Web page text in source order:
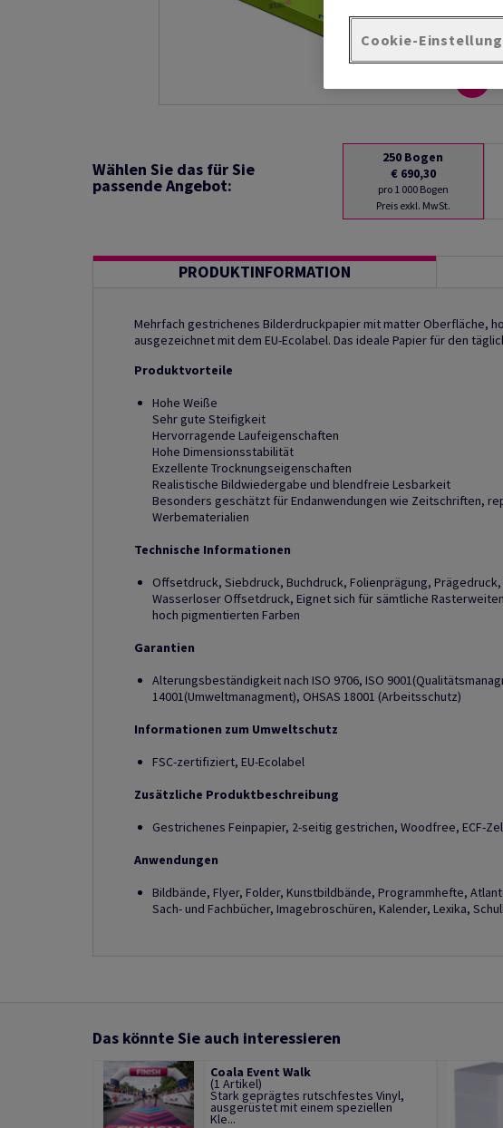
Wählen Sie das für Sie
passende Angebot:
250 Bogen
€ 690,30
pro 1 000 Bogen
Preis exkl. MwSt.
PRODUKTINFORMATION
Mehrfach gestrichenes Bilderdruckpapier mit matter Oberfläche,
ausgezeichnet mit dem EU-Ecolabel. Das ideale Papier für den
Produktvorteile
Hohe Weiße
Sehr gute Steifigkeit
Hervorragende Laufeigenschaften
Hohe Dimensionsstabilität
Exzellente Trocknungseigenschaften
Realistische Bildwiedergabe und blendfreie Lesbarkeit
Besonders geschätzt für Endanwendungen wie Zeitschriften,
Werbematerialien
Technische Informationen
Offsetdruck, Siebdruck, Buchdruck, Folienprägung,
Wasserloser Offsetdruck, Eignet sich für sämtliche
hoch pigmentierten Farben
Garantien
Alterungsbeständigkeit nach ISO 9706, ISO
14001(Umweltmanagment), OHSAS 18001 (Arbeitsschutz)
Informationen zum Umweltschutz
FSC-zertifiziert, EU-Ecolabel
Zusätzliche Produktbeschreibung
Gestrichenes Feinpapier, 2-seitig gestrichen, Woodfree, ECF-
Anwendungen
Bildbände, Flyer, Folder, Kunstbildbände, Programmhefte,
Sach- und Fachbücher, Imagebroschüren, Kalender, Lexika,
Das könnte Sie auch interessieren
Coala Event Walk
(1 Artikel)
Stark geprägtes rutschfestes Vinyl,
ausgerüstet mit einem speziellen
Kle...
Cookie-